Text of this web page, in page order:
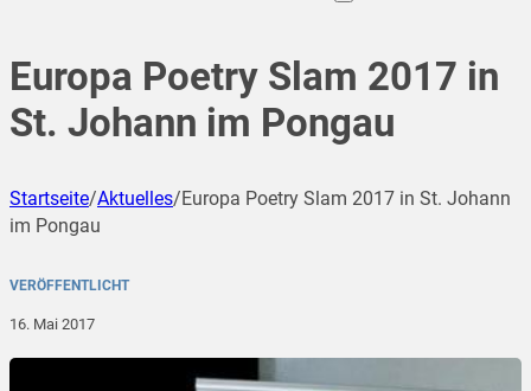
Europa Poetry Slam 2017 in
St. Johann im Pongau
Startseite/Aktuelles/Europa Poetry Slam 2017 in St. Johann
im Pongau
VERÖFFENTLICHT
16. Mai 2017